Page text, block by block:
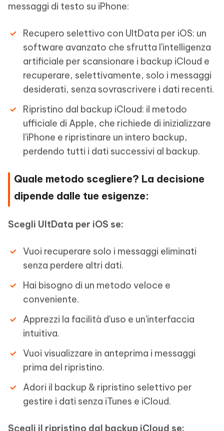
messaggi di testo su iPhone:
Recupero selettivo con UltData per iOS: un
software avanzato che sfrutta l'intelligenza
artificiale per scansionare i backup iCloud e
recuperare, selettivamente, solo i messaggi
desiderati, senza sovrascrivere i dati recenti.
Ripristino dal backup iCloud: il metodo
ufficiale di Apple, che richiede di inizializzare
l'iPhone e ripristinare un intero backup,
perdendo tutti i dati successivi al backup.
Quale metodo scegliere? La decisione
dipende dalle tue esigenze:
Scegli UltData per iOS se:
Vuoi recuperare solo i messaggi eliminati
senza perdere altri dati.
Hai bisogno di un metodo veloce e
conveniente.
Apprezzi la facilità d'uso e un'interfaccia
intuitiva.
Vuoi visualizzare in anteprima i messaggi
prima del ripristino.
Adori il backup & ripristino selettivo per
gestire i dati senza iTunes e iCloud.
Scegli il ripristino dal backup iCloud se: